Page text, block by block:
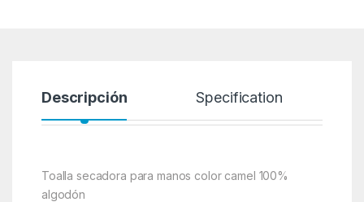
Descripción Specification
Toalla secadora para manos color camel 100%
algodón